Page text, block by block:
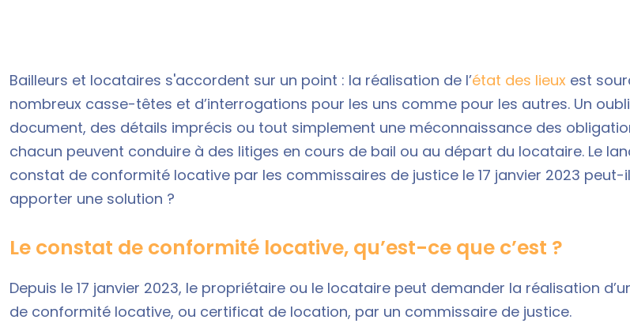
Bailleurs et locataires s'accordent sur un point : la réalisation de l’état des lieux est
nombreux casse-têtes et d’interrogations pour les uns comme pour les autres. Un
document, des détails imprécis ou tout simplement une méconnaissance des
chacun peuvent conduire à des litiges en cours de bail ou au départ du locataire. Le
constat de conformité locative par les commissaires de justice le 17 janvier 2023 peut-
apporter une solution ?
Le constat de conformité locative, qu’est-ce que c’est ?
Depuis le 17 janvier 2023, le propriétaire ou le locataire peut demander la réalisation
de conformité locative, ou certificat de location, par un commissaire de justice.